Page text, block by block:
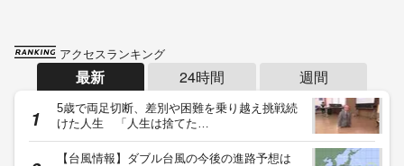
アクセスランキング
最新 24時間 週間
5歳で両足切断、差別や困難を乗り越え挑戦続
けた人生 「人生は捨てた…
【台風情報】ダブル台風の今後の進路予想は